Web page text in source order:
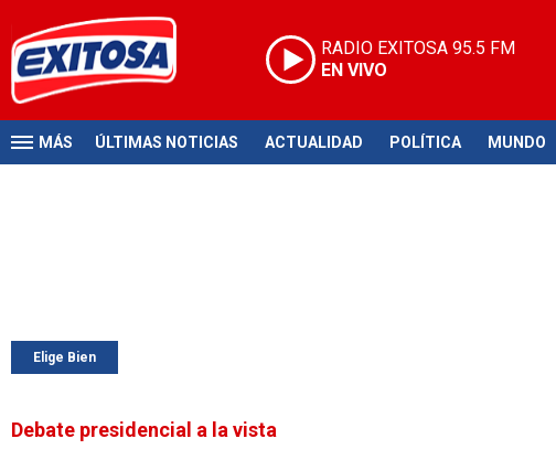
RADIO EXITOSA 95.5 FM
EN VIVO
MÁS ÚLTIMAS NOTICIAS ACTUALIDAD POLÍTICA MUNDO
Elige Bien
Debate presidencial a la vista